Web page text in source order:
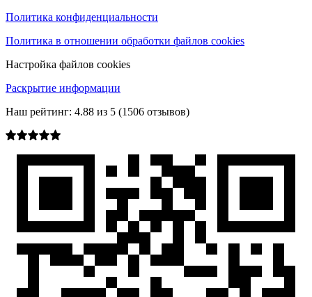
Политика конфиденциальности
Политика в отношении обработки файлов cookies
Настройка файлов cookies
Раскрытие информации
Наш рейтинг: 4.88 из 5 (1506 отзывов)